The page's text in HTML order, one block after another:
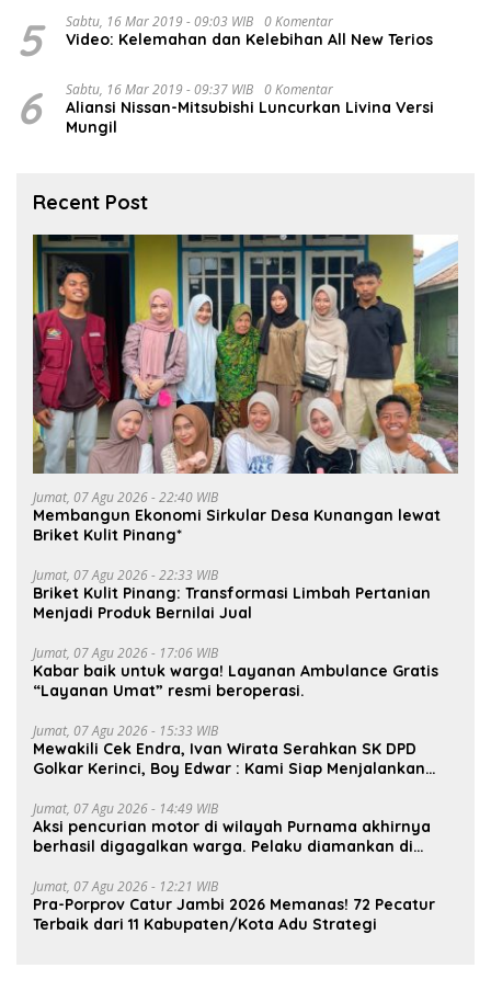
5 Sabtu, 16 Mar 2019 - 09:03 WIB 0 Komentar
Video: Kelemahan dan Kelebihan All New Terios
6 Sabtu, 16 Mar 2019 - 09:37 WIB 0 Komentar
Aliansi Nissan-Mitsubishi Luncurkan Livina Versi
Mungil
Recent Post
Jumat, 07 Agu 2026 - 22:40 WIB
Membangun Ekonomi Sirkular Desa Kunangan lewat
Briket Kulit Pinang*
Jumat, 07 Agu 2026 - 22:33 WIB
Briket Kulit Pinang: Transformasi Limbah Pertanian
Menjadi Produk Bernilai Jual
Jumat, 07 Agu 2026 - 17:06 WIB
Kabar baik untuk warga! Layanan Ambulance Gratis
“Layanan Umat” resmi beroperasi.
Jumat, 07 Agu 2026 - 15:33 WIB
Mewakili Cek Endra, Ivan Wirata Serahkan SK DPD
Golkar Kerinci, Boy Edwar : Kami Siap Menjalankan
Jumat, 07 Agu 2026 - 14:49 WIB
Aksi pencurian motor di wilayah Purnama akhirnya
berhasil digagalkan warga. Pelaku diamankan di
Jumat, 07 Agu 2026 - 12:21 WIB
Pra-Porprov Catur Jambi 2026 Memanas! 72 Pecatur
Terbaik dari 11 Kabupaten/Kota Adu Strategi